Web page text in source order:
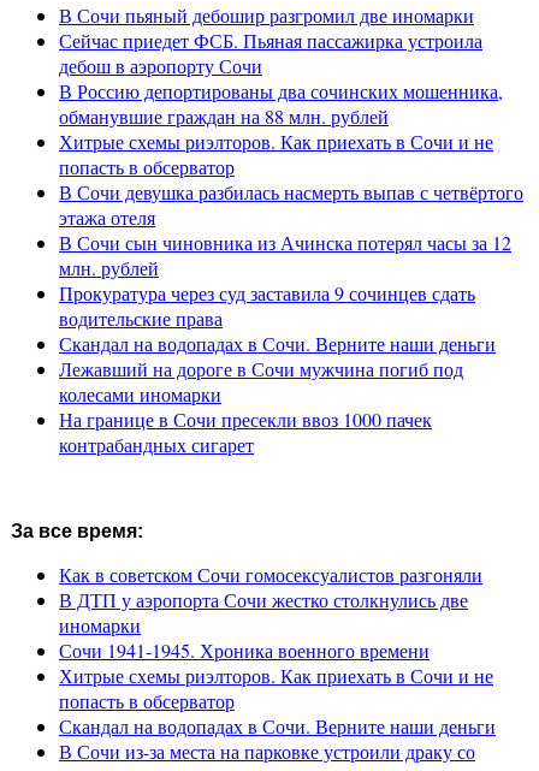
В Сочи пьяный дебошир разгромил две иномарки
Сейчас приедет ФСБ. Пьяная пассажирка устроила
дебош в аэропорту Сочи
В Россию депортированы два сочинских мошенника,
обманувшие граждан на 88 млн. рублей
Хитрые схемы риэлторов. Как приехать в Сочи и не
попасть в обсерватор
В Сочи девушка разбилась насмерть выпав с четвёртого
этажа отеля
В Сочи сын чиновника из Ачинска потерял часы за 12
млн. рублей
Прокуратура через суд заставила 9 сочинцев сдать
водительские права
Скандал на водопадах в Сочи. Верните наши деньги
Лежавший на дороге в Сочи мужчина погиб под
колесами иномарки
На границе в Сочи пресекли ввоз 1000 пачек
контрабандных сигарет
За все время:
Как в советском Сочи гомосексуалистов разгоняли
В ДТП у аэропорта Сочи жестко столкнулись две
иномарки
Сочи 1941-1945. Хроника военного времени
Хитрые схемы риэлторов. Как приехать в Сочи и не
попасть в обсерватор
Скандал на водопадах в Сочи. Верните наши деньги
В Сочи из-за места на парковке устроили драку со